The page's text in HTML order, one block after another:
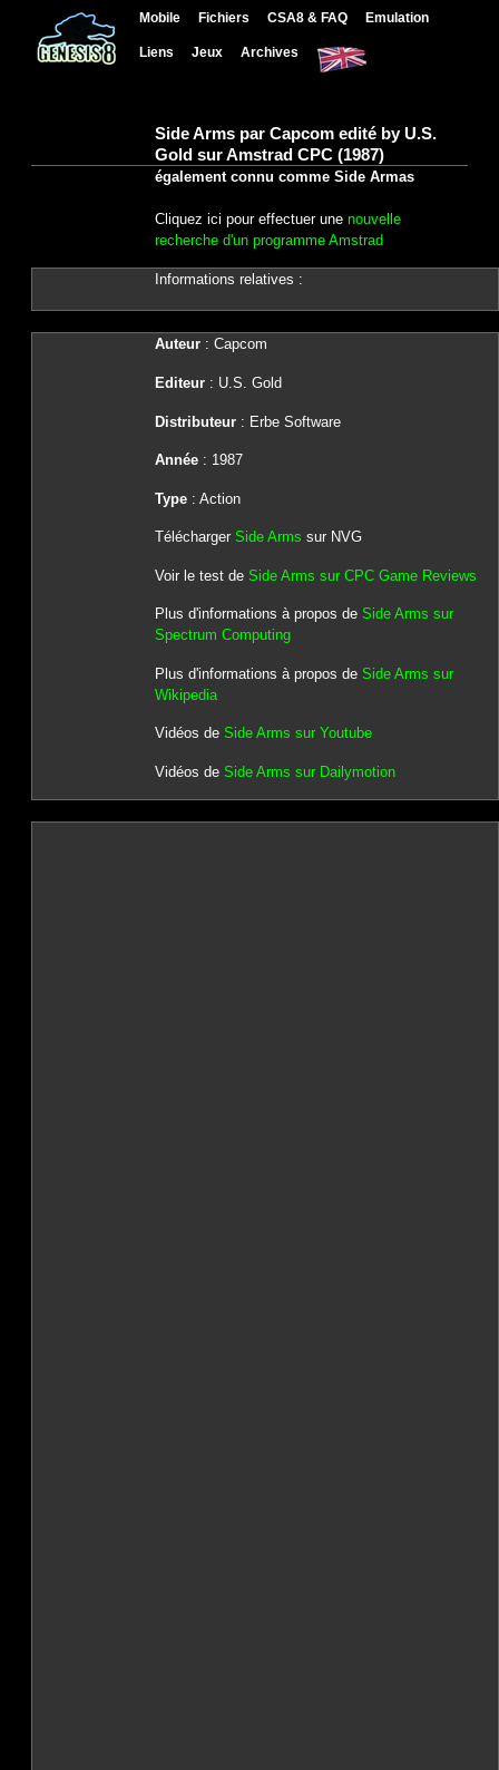
Mobile Fichiers CSA8 & FAQ Emulation
Liens Jeux Archives
Side Arms par Capcom edité by U.S.
Gold sur Amstrad CPC (1987)
également connu comme Side Armas
Cliquez ici pour effectuer une nouvelle
recherche d'un programme Amstrad
Informations relatives :
Auteur: Capcom
Editeur: U.S. Gold
Distributeur : Erbe Software
Année: 1987
Type: Action
Télécharger Side Arms sur NVG
Voir le test de Side Arms sur CPC Game Reviews
Plus d'informations à propos de Side Arms sur
Spectrum Computing
Plus d'informations à propos de Side Arms sur
Wikipedia
Vidéos de Side Arms sur Youtube
Vidéos de Side Arms sur Dailymotion